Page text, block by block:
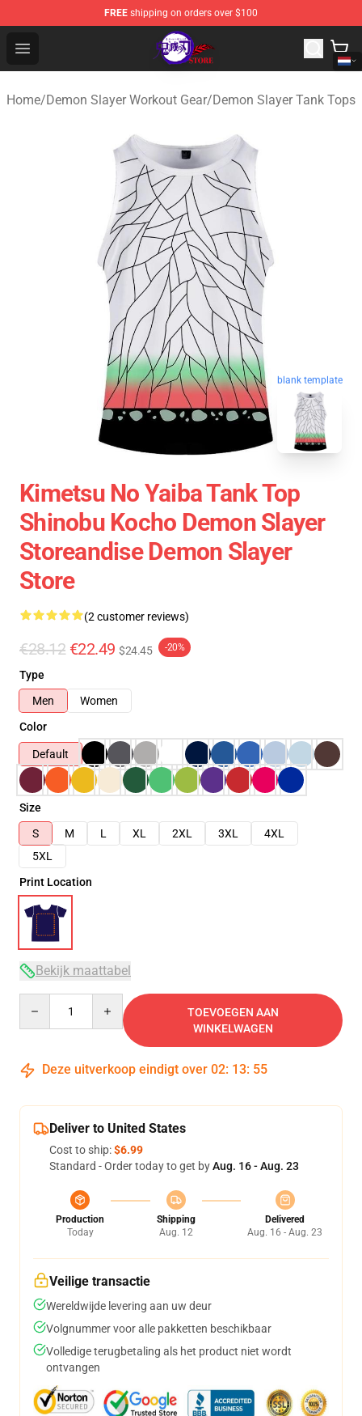
FREE shipping on orders over $100
Open menu
Kimetsu no Yaiba Store - Official Kimetsu no Yaiba
Home/Demon Slayer Workout Gear/Demon Slayer Tank Tops
blank template
Kimetsu No Yaiba Tank Top
Shinobu Kocho Demon Slayer
Storeandise Demon Slayer
Store
(2 customer reviews)
€28.12 €22.49 $24.45 -20%
Type
Men
Women
Color
Default
Size
S
M L XL 2XL 3XL
4XL
5XL
Print Location
Bekijk maattabel
TOEVOEGEN AAN
WINKELWAGEN
Deze uitverkoop eindigt over 02: 13: 54
Deliver to United States
Cost to ship:$6.99
Standard - Order today to get byAug. 16 - Aug. 23
Production
Today
Shipping
Aug. 12
Delivered
Aug. 16 - Aug. 23
Veilige transactie
Wereldwijde levering aan uw deur
Volgnummer voor alle pakketten beschikbaar
Volledige terugbetaling als het product niet wordt
ontvangen